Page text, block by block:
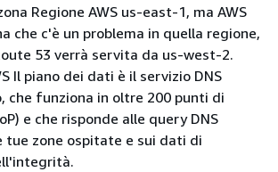
Regione AWS us-east-1, ma AWS
che c'è un problema in quella regione,
53 verrà servita da us-west-2.
Il piano dei dati è il servizio DNS
che funziona in oltre 200 punti di
e che risponde alle query DNS
tue zone ospitate e sui dati di